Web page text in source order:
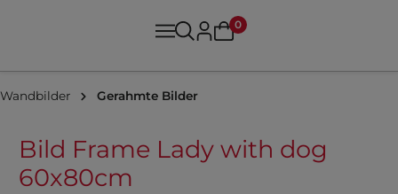
0
Wandbilder Gerahmte Bilder
Bild Frame Lady with dog
60x80cm